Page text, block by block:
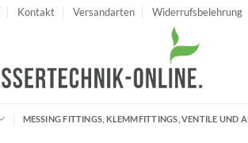
Kontakt Versandarten Widerrufsbelehrung
MESSING FITTINGS, KLEMMFITTINGS, VENTILE UND